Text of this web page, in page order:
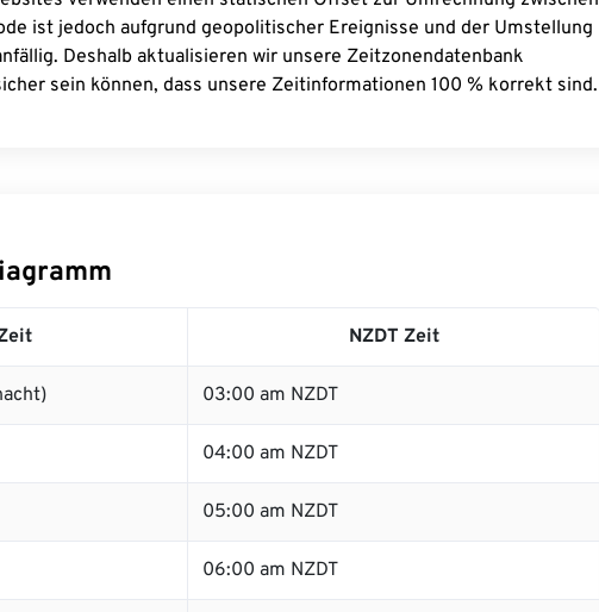
ist jedoch aufgrund geopolitischer Ereignisse und der Umstellung
Deshalb aktualisieren wir unsere Zeitzonendatenbank
sein können, dass unsere Zeitinformationen 100 % korrekt sind.
NZDT Zeit
03:00 am NZDT
04:00 am NZDT
05:00 am NZDT
06:00 am NZDT